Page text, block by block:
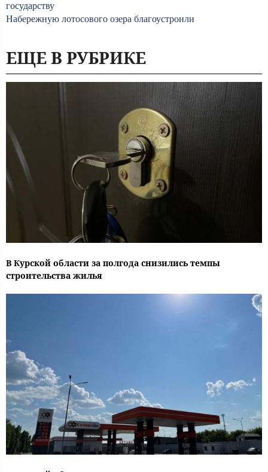
государству
Набережную лотосового озера благоустроили
ЕЩЕ В РУБРИКЕ
В Курской области за полгода снизились темпы
строительства жилья